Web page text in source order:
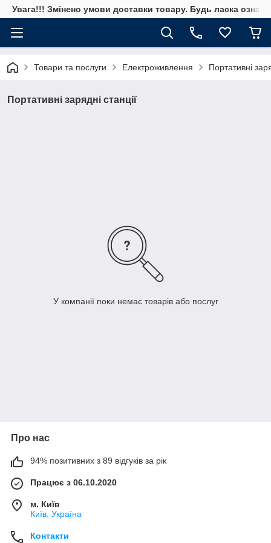
Увага!!! Змінено умови доставки товару. Будь ласка
Товари та послуги Електроживлення Портативні
Портативні зарядні станції
У компанії поки немає товарів або послуг
Про нас
94% позитивних з 89 відгуків за рік
Працює з 06.10.2020
м. Київ
Київ, Україна
Контакти